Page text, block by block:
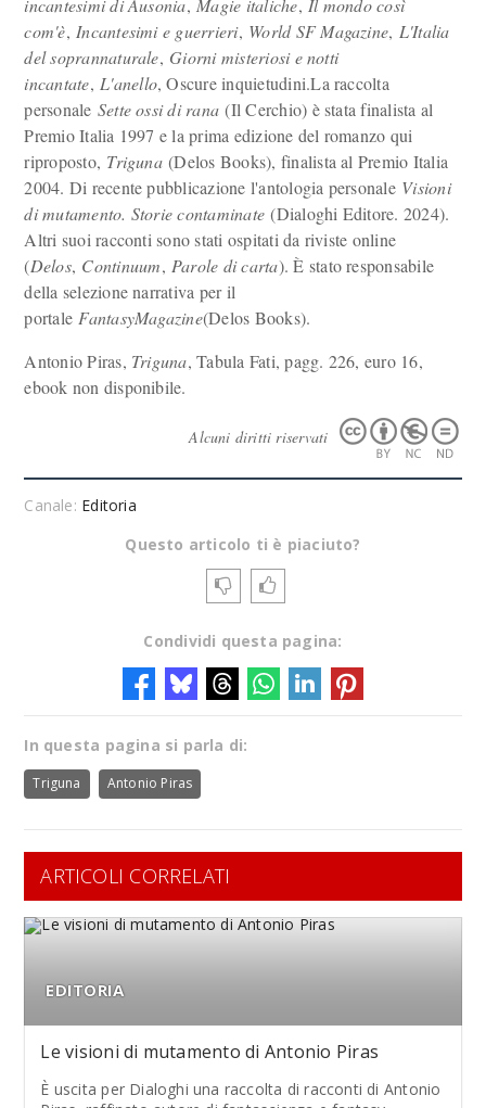
incantesimi di Ausonia, Magie italiche, Il mondo così
com'è, Incantesimi e guerrieri, World SF Magazine, L'Italia
del soprannaturale, Giorni misteriosi e notti
incantate, L'anello, Oscure inquietudini.La raccolta
personale Sette ossi di rana (Il Cerchio) è stata finalista al
Premio Italia 1997 e la prima edizione del romanzo qui
riproposto, Triguna(Delos Books), finalista al Premio Italia
2004. Di recente pubblicazione l'antologia personale Visioni
di mutamento. Storie contaminate (Dialoghi Editore. 2024).
Altri suoi racconti sono stati ospitati da riviste online
(Delos, Continuum, Parole di carta). È stato responsabile
della selezione narrativa per il
portale FantasyMagazine(Delos Books).
Antonio Piras, Triguna, Tabula Fati, pagg. 226, euro 16,
ebook non disponibile.
Alcuni diritti riservati
Canale: Editoria
Questo articolo ti è piaciuto?
Condividi questa pagina:
In questa pagina si parla di:
Triguna Antonio Piras
ARTICOLI CORRELATI
EDITORIA
Le visioni di mutamento di Antonio Piras
È uscita per Dialoghi una raccolta di racconti di Antonio